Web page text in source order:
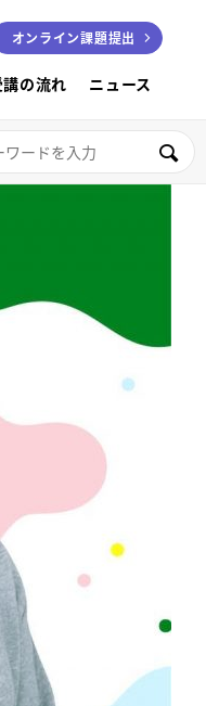
講の流れ ニュース
オンライン課題提出
色鉛筆画
検索